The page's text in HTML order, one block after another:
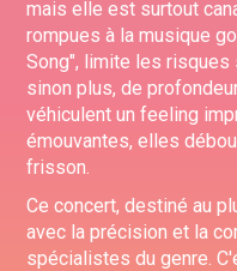
mais elle est surtout
rompues à la musique
Song", limite les risques
sinon plus, de
véhiculent un feeling
émouvantes, elles
frisson.
Ce concert, destiné au
avec la précision et la
spécialistes du genre.